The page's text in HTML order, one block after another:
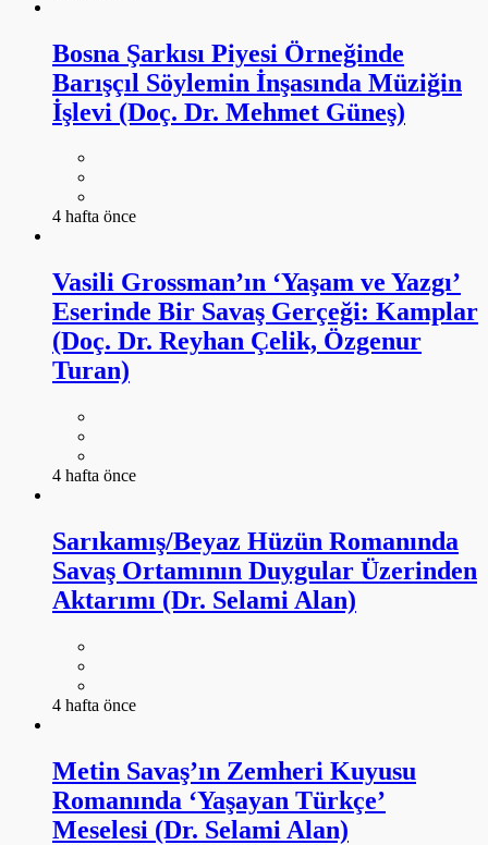
Bosna Şarkısı Piyesi Örneğinde
Barışçıl Söylemin İnşasında Müziğin
İşlevi (Doç. Dr. Mehmet Güneş)
4 hafta önce
Vasili Grossman’ın ‘Yaşam ve Yazgı’
Eserinde Bir Savaş Gerçeği: Kamplar
(Doç. Dr. Reyhan Çelik, Özgenur
Turan)
4 hafta önce
Sarıkamış/Beyaz Hüzün Romanında
Savaş Ortamının Duygular Üzerinden
Aktarımı (Dr. Selami Alan)
4 hafta önce
Metin Savaş’ın Zemheri Kuyusu
Romanında ‘Yaşayan Türkçe’
Meselesi (Dr. Selami Alan)